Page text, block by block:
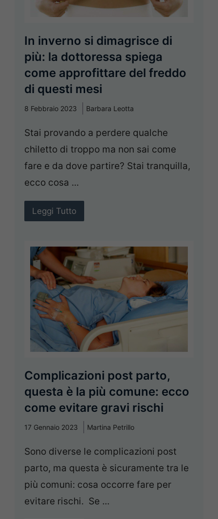
In inverno si dimagrisce di
più: la dottoressa spiega
come approfittare del freddo
di questi mesi
8 Febbraio 2023 Barbara Leotta
Stai provando a perdere qualche
chiletto di troppo ma non sai come
fare e da dove partire? Stai tranquilla,
ecco cosa ...
Leggi Tutto
Complicazioni post parto,
questa è la più comune: ecco
come evitare gravi rischi
17 Gennaio 2023 Martina Petrillo
Sono diverse le complicazioni post
parto, ma questa è sicuramente tra le
più comuni: cosa occorre fare per
evitare rischi. Se ...